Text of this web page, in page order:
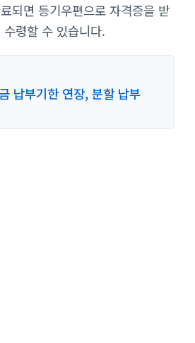
되면 등기우편으로 자격증을 받
령할 수 있습니다.
납부기한 연장, 분할 납부